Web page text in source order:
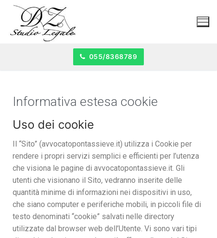
055/8368789
Informativa estesa cookie
Uso dei cookie
Il “Sito” (avvocatopontassieve.it) utilizza i Cookie per
rendere i propri servizi semplici e efficienti per l’utenza
che visiona le pagine di avvocatopontassieve.it. Gli
utenti che visionano il Sito, vedranno inserite delle
quantità minime di informazioni nei dispositivi in uso,
che siano computer e periferiche mobili, in piccoli file di
testo denominati “cookie” salvati nelle directory
utilizzate dal browser web dell’Utente. Vi sono vari tipi